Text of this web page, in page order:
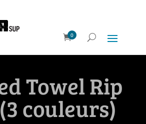
0
Towel Rip
couleurs)